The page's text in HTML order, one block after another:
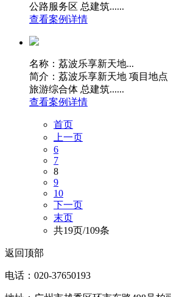
公路服务区 总建筑......
查看案例详情
名称：荔波乐享新天地...
简介：荔波乐享新天地 项目地
旅游综合体 总建筑......
查看案例详情
首页
上一页
6
7
8
9
10
下一页
末页
共19页/109条
返回顶部
电话：020-37650193